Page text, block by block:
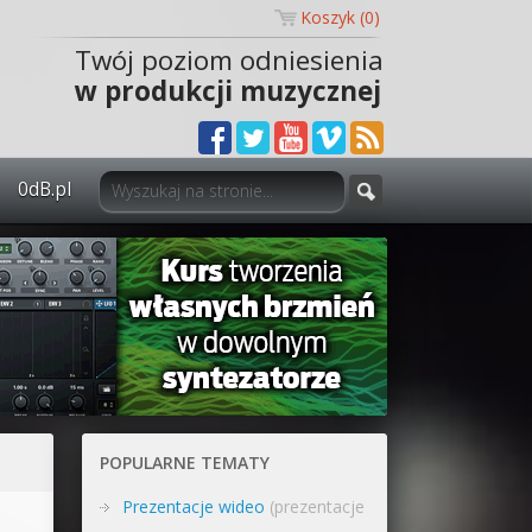
Koszyk (0)
Twój poziom odniesienia
w produkcji muzycznej
0dB.pl
0dB.pl - informacje
Newsletter
Materiały dla mediów
Archiwum aktualności
POPULARNE TEMATY
Prezentacje wideo (prezentacje